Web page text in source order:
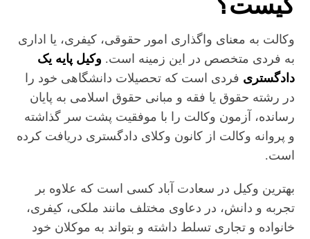
کیست؟
وکالت به معنای واگذاری امور حقوقی، کیفری، یا اداری
به فردی متخصص در این زمینه است. وکیل پایه یک
دادگستری فردی است که تحصیلات دانشگاهی خود را
در رشته حقوق یا فقه و مبانی حقوق اسلامی به پایان
رسانده، آزمون وکالت را با موفقیت پشت سر گذاشته
و پروانه وکالت از کانون وکلای دادگستری دریافت کرده
است.
بهترین وکیل در سعادت‌ آباد کسی است که علاوه بر
تجربه و دانش، در دعاوی مختلف مانند ملکی، کیفری،
خانواده و تجاری تسلط داشته و بتواند به موکلان خود